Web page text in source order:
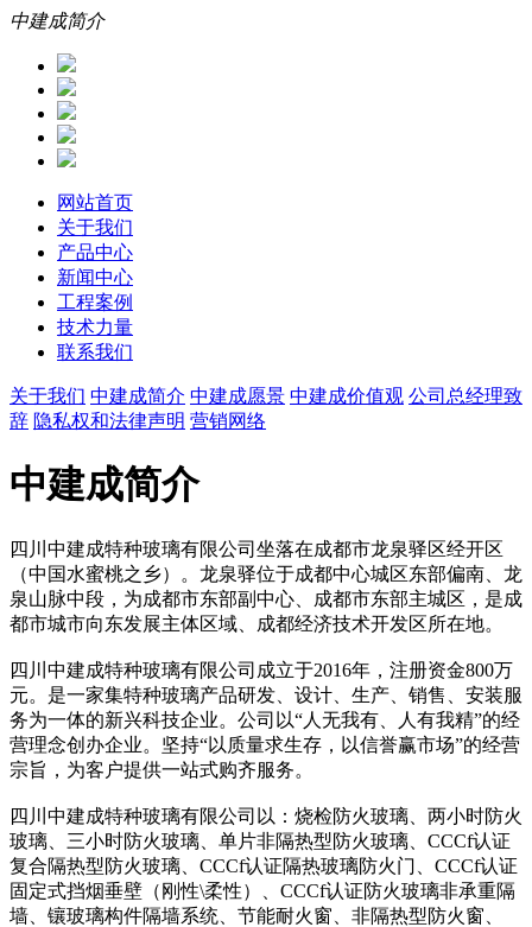
中建成简介
网站首页
关于我们
产品中心
新闻中心
工程案例
技术力量
联系我们
关于我们 中建成简介 中建成愿景 中建成价值观 公司总经理致
辞 隐私权和法律声明 营销网络
中建成简介
四川中建成特种玻璃有限公司坐落在成都市龙泉驿区经开区
（中国水蜜桃之乡）。龙泉驿位于成都中心城区东部偏南、龙
泉山脉中段，为成都市东部副中心、成都市东部主城区，是成
都市城市向东发展主体区域、成都经济技术开发区所在地。
四川中建成特种玻璃有限公司成立于2016年，注册资金800万
元。是一家集特种玻璃产品研发、设计、生产、销售、安装服
务为一体的新兴科技企业。公司以“人无我有、人有我精”的经
营理念创办企业。坚持“以质量求生存，以信誉赢市场”的经营
宗旨，为客户提供一站式购齐服务。
四川中建成特种玻璃有限公司以：烧检防火玻璃、两小时防火
玻璃、三小时防火玻璃、单片非隔热型防火玻璃、 CCCf认证
复合隔热型防火玻璃、 CCCf认证隔热玻璃防火门、 CCCf认证
固定式挡烟垂壁（刚性\柔性）、 CCCf认证防火玻璃非承重隔
墙、镶玻璃构件隔墙系统、节能耐火窗、非隔热型防火窗、